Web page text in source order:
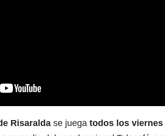
Risaralda se juega todos los viernes